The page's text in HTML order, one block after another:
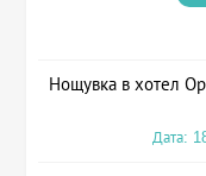
Нощувка в хотел
Дата: